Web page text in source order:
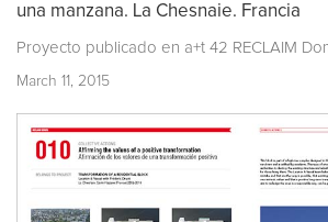
una manzana. La Chesnaie. Francia
Proyecto publicado en a+t 42 RECLAIM
March 11, 2015